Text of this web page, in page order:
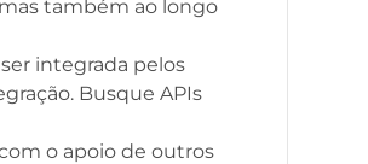
também ao longo
integrada pelos
Busque APIs
o apoio de outros